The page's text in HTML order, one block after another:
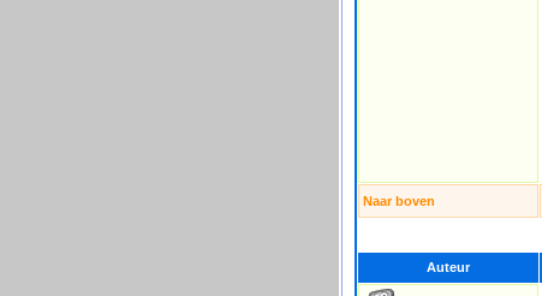
Naar boven
Auteur